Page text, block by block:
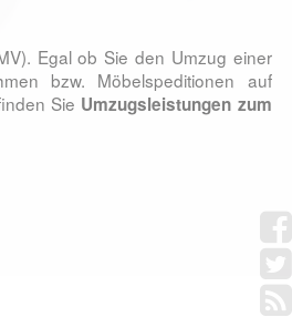
Egal ob Sie den Umzug einer
bzw. Möbelspeditionen auf
Sie Umzugsleistungen zum